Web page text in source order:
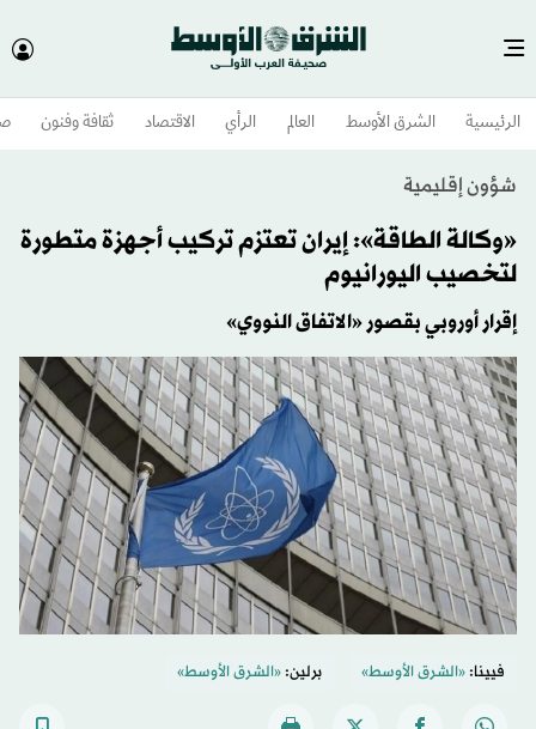
الرئيسية الشرق الأوسط​ العالم الرأي الاقتصاد ثقافة وفنون
شؤون إقليمية
«وكالة الطاقة»: إيران تعتزم تركيب أجهزة متطورة
لتخصيب اليورانيوم
إقرار أوروبي بقصور «الاتفاق النووي»
فيينا:«الشرق الأوسط» برلين:«الشرق الأوسط»